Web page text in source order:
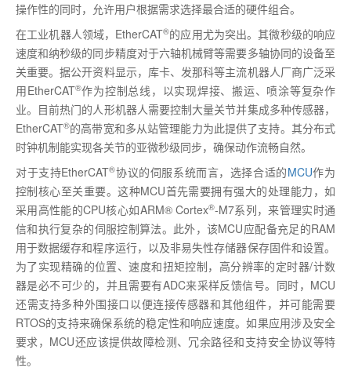
操作性的同时，允许用户根据需求选择最合适的硬件组合。
在工业机器人领域， EtherCAT®的应用尤为突出。其微秒级的响应
速度和纳秒级的同步精度对于六轴机械臂等需要多轴协同的设备至
关重要。据公开资料显示，库卡、发那科等主流机器人厂商广泛采
用EtherCAT®作为控制总线，以实现焊接、搬运、喷涂等复杂作
业。目前热门的人形机器人需要控制大量关节并集成多种传感器，
EtherCAT®的高带宽和多从站管理能力为此提供了支持。其分布式
时钟机制能实现各关节的亚微秒级同步，确保动作流畅自然。
对于支持EtherCAT®协议的伺服系统而言，选择合适的MCU作为
控制核心至关重要。这种MCU首先需要拥有强大的处理能力，如
采用高性能的CPU核心如ARM® Cortex®-M7系列，来管理实时通
信和执行复杂的伺服控制算法。此外，该MCU应配备充足的RAM
用于数据缓存和程序运行，以及非易失性存储器保存固件和设置。
为了实现精确的位置、速度和扭矩控制，高分辨率的定时器/计数
器是必不可少的，并且需要有ADC来采样反馈信号。同时， MCU
还需支持多种外围接口以便连接传感器和其他组件，并可能需要
RTOS的支持来确保系统的稳定性和响应速度。如果应用涉及安全
要求， MCU还应该提供故障检测、冗余路径和支持安全协议等特
性。